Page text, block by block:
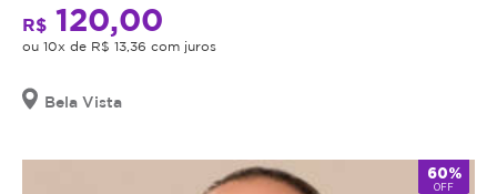
R$ 120,00
ou 10x de R$ 13,36 com juros
Bela Vista
60%
OFF